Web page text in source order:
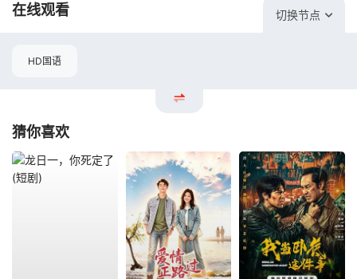
在线观看 切换节点
HD国语
猜你喜欢